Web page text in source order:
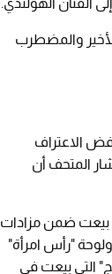
الفنان الهولندي.
والمضطرب
الاعتراف
بالفنان جملة وتفصيلًا، وذلك عقب عرضها على المتحف في عام 2019، وأشار المتحف أن
بيعت ضمن مزادات
عام 2011 مقابل مليون دولار، ولوحة "رأس امرأة"
في الثلج" التي بيعت في